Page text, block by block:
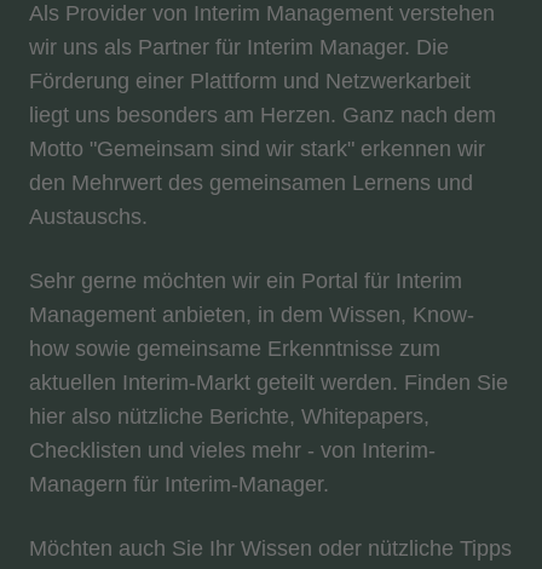
Als Provider von Interim Management verstehen
wir uns als Partner für Interim Manager. Die
Förderung einer Plattform und Netzwerkarbeit
liegt uns besonders am Herzen. Ganz nach dem
Motto "Gemeinsam sind wir stark" erkennen wir
den Mehrwert des gemeinsamen Lernens und
Austauschs.
Sehr gerne möchten wir ein Portal für Interim
Management anbieten, in dem Wissen, Know-
how sowie gemeinsame Erkenntnisse zum
aktuellen Interim-Markt geteilt werden. Finden Sie
hier also nützliche Berichte, Whitepapers,
Checklisten und vieles mehr - von Interim-
Managern für Interim-Manager.
Möchten auch Sie Ihr Wissen oder nützliche Tipps